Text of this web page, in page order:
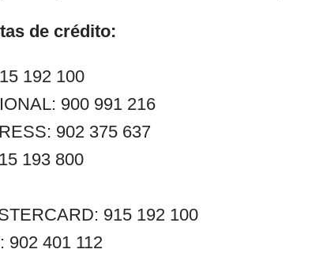
de crédito:
192 100
900 991 216
902 375 637
193 800
915 192 100
902 401 112